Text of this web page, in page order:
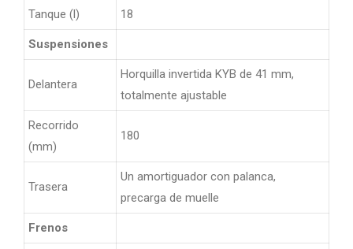
Tanque (l) 18
Suspensiones
Delantera
Horquilla invertida KYB de 41 mm,
totalmente ajustable
Recorrido
(mm)
180
Trasera
Un amortiguador con palanca,
precarga de muelle
Frenos